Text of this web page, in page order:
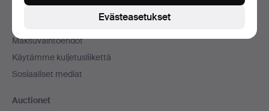
Ota yhteyttä tekniseen tukeen
Kaikki huutokauppakamarit
Maksuvaihtoehdot
Käytämme kuljetusliikettä
Sosiaaliset mediat
Auctionet
Evästeasetukset